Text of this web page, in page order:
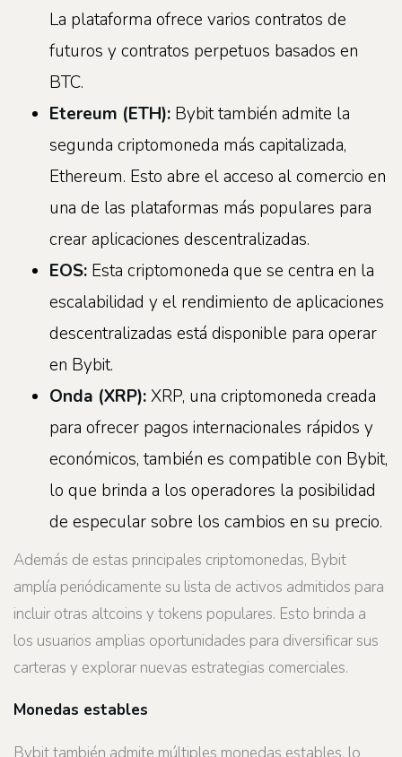
La plataforma ofrece varios contratos de
futuros y contratos perpetuos basados ​​en
BTC.
Etereum (ETH): Bybit también admite la
segunda criptomoneda más capitalizada,
Ethereum. Esto abre el acceso al comercio en
una de las plataformas más populares para
crear aplicaciones descentralizadas.
EOS: Esta criptomoneda que se centra en la
escalabilidad y el rendimiento de aplicaciones
descentralizadas está disponible para operar
en Bybit.
Onda (XRP):XRP, una criptomoneda creada
para ofrecer pagos internacionales rápidos y
económicos, también es compatible con Bybit,
lo que brinda a los operadores la posibilidad
de especular sobre los cambios en su precio.
Además de estas principales criptomonedas, Bybit
amplía periódicamente su lista de activos admitidos para
incluir otras altcoins y tokens populares. Esto brinda a
los usuarios amplias oportunidades para diversificar sus
carteras y explorar nuevas estrategias comerciales.
Monedas estables
Bybit también admite múltiples monedas estables, lo